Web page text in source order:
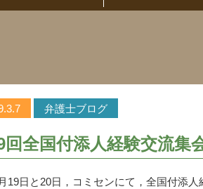
弁護士ブログ
回全国付添人経験交流集
19日と20日，コミセンにて，全国付添人